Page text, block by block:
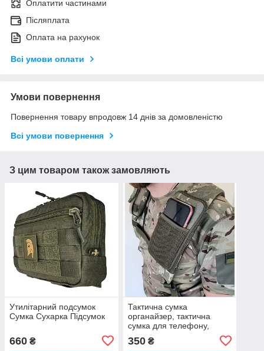
Оплатити частинами
Післяплата
Оплата на рахунок
Всі умови оплати
Умови повернення
Повернення товару впродовж 14 днів за домовленістю
Всі умови повернення
З цим товаром також замовляють
Утилітарний подсумок
Сумка Сухарка Підсумок
660 ₴
Тактична сумка
органайзер, тактична
сумка для телефону,
органайзер, компакт
350₴